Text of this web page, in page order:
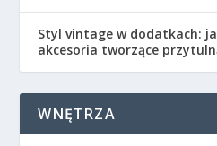
Styl vintage w dodatkach:
akcesoria tworzące
WNĘTRZA